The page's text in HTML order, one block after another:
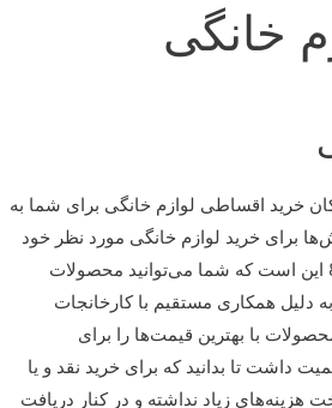
خانگی
خرید اقساطی لوازم خانگی برای شما به
برای خرید لوازم خانگی مورد نظر خود
استفاده کنید. نکته بسیار مهم درباره خدمات مجموعه گلدن 8 این است که شما می‌توانید محصولات
دلیل همکاری مستقیم با کارخانجات
با بهترین قیمت‌ها را برای
داشت تا بدانید که برای خرید نقد و یا
در مجموعه گلدن 8نیازی به پرداخت هزینه‌های زیاد نداشته و در کنار دریافت